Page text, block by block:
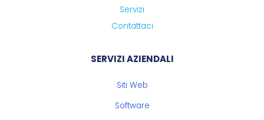
Servizi
Contattaci
SERVIZI AZIENDALI
Siti Web
Software